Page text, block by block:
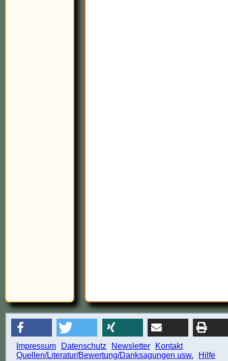
Impressum Datenschutz Newsletter
Kontakt
Quellen/Literatur/Bewertung/Danksagungen usw.
Hilfe